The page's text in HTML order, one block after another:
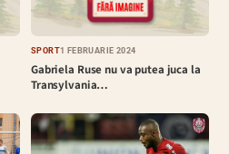
SPORT1 FEBRUARIE 2024
Gabriela Ruse nu va putea juca la
Transylvania…